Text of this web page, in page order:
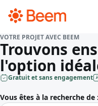
VOTRE PROJET AVEC BEEM
Trouvons
l'option
Gratuit et sans engagement
Vous êtes à la recherche de :